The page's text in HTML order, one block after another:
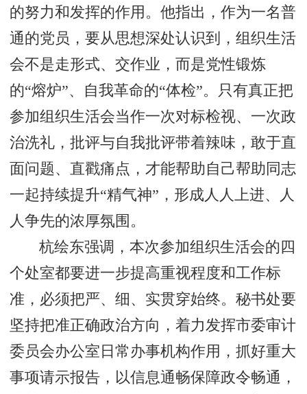
的努力和发挥的作用。他指出，作为一名普
通的党员，要从思想深处认识到，组织生活
会不是走形式、交作业，而是党性锻炼
的“熔炉”、自我革命的“体检”。只有真正把
参加组织生活会当作一次对标检视、一次政
治洗礼，批评与自我批评带着辣味，敢于直
面问题、直戳痛点，才能帮助自己帮助同志
一起持续提升“精气神”，形成人人上进、人
人争先的浓厚氛围。
杭绘东强调，本次参加组织生活会的四
个处室都要进一步提高重视程度和工作标
准，必须把严、细、实贯穿始终。秘书处要
坚持把准正确政治方向，着力发挥市委审计
委员会办公室日常办事机构作用，抓好重大
事项请示报告，以信息通畅保障政令畅通，